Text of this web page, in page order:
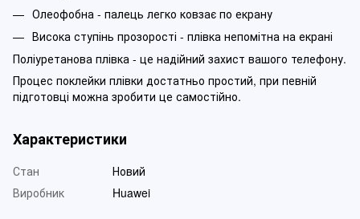
Олеофобна - палець легко ковзає по екрану
Висока ступінь прозорості - плівка непомітна на екрані
Поліуретанова плівка - це надійний захист вашого телефону.
Процес поклейки плівки достатньо простий, при певній
підготовці можна зробити це самостійно.
Характеристики
Стан
Новий
Виробник
Huawei